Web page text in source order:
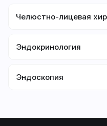
Челюстно-лицевая
Эндокринология
Эндоскопия